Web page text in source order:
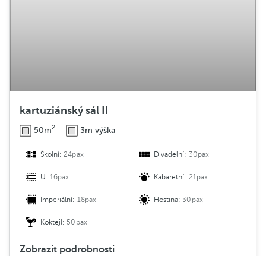
kartuziánský sál II
50m2 3m výška
Školní:24pax Divadelní: 30pax
U:16pax Kabaretní: 21pax
Imperiální: 18pax Hostina:30pax
Koktejl: 50pax
Zobrazit podrobnosti